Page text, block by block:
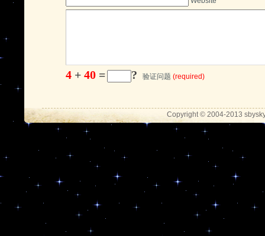
4 + 40 = ? 验证问题 (required)
Copyright © 2004-2013